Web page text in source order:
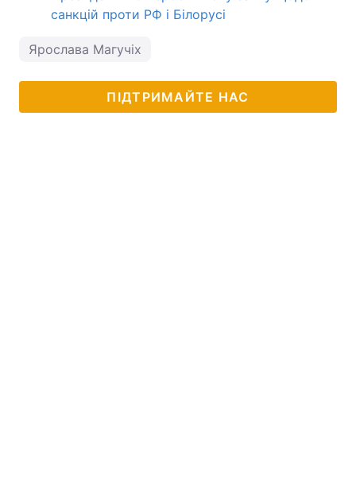
санкцій проти РФ і Білорусі
Ярослава Магучіх
ПІДТРИМАЙТЕ НАС